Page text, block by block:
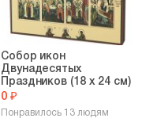
Собор икон
Двунадесятых
Праздников (18 х 24 см)
0 ₽
Понравилось 13 людям